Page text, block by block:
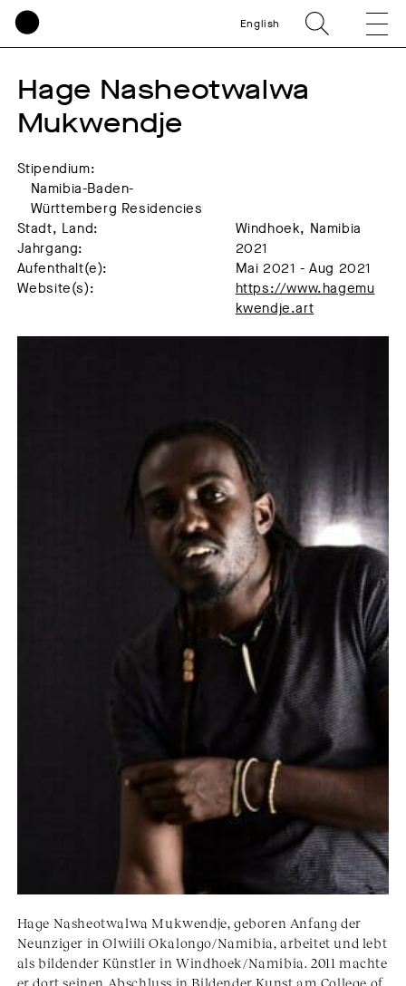
English
Hage Nasheotwalwa
Mukwendje
Stipendium:
Namibia-Baden-
Württemberg Residencies
Stadt, Land:
Windhoek, Namibia
Jahrgang:
2021
Aufenthalt(e):
Mai 2021 - Aug 2021
Website(s):
https://www.hagemu
kwendje.art
Hage Nasheotwalwa Mukwendje, geboren Anfang der
Neunziger in Olwiili Okalongo/Namibia, arbeitet und lebt
als bildender Künstler in Windhoek/Namibia. 2011 machte
er dort seinen Abschluss in Bildender Kunst am College of